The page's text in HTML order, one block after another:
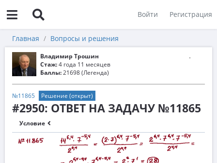
Войти Регистрация
Главная Вопросы и решения
Владимир Трошин
Стаж:4 года 11 месяцев
Баллы:21698 (Легенда)
№11865 Решение (открыт)
#2950: ОТВЕТ НА ЗАДАЧУ №11865
Условие